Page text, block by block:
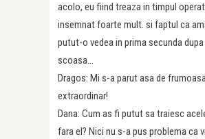
acolo, eu fiind treaza in timpul
insemnat foarte mult. si faptul ca
putut-o vedea in prima secunda
scoasa…
Dragos: Mi s-a parut asa de
extraordinar!
Dana: Cum as fi putut sa traiesc
fara el? Nici nu s-a pus problema ca